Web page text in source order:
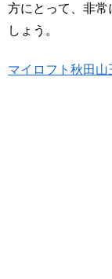
方にとって、非
しょう。
マイロフト秋田